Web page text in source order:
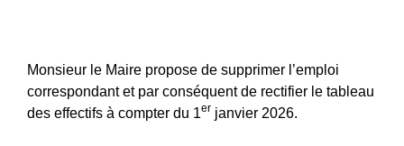
Monsieur le Maire propose de supprimer l’emploi
correspondant et par conséquent de rectifier le tableau
des effectifs à compter du 1er janvier 2026.